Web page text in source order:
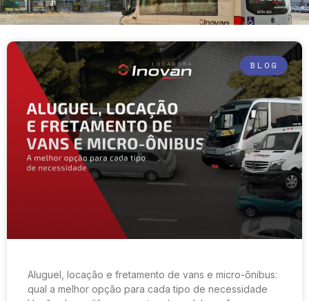
BLOG
Aluguel, locação e fretamento de vans e micro-ônibus:
qual a melhor opção para cada tipo de necessidade